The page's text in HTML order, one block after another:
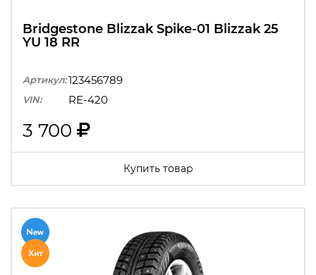
Bridgestone Blizzak Spike-01 Blizzak 25
YU 18 RR
Артикул:123456789
VIN: RE-420
3 700
Купить товар